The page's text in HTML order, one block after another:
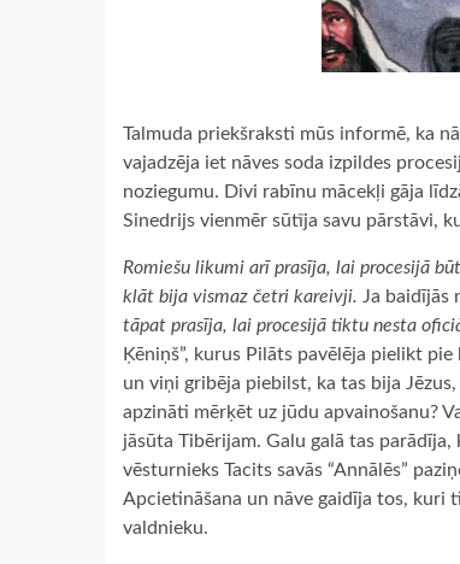
Talmuda priekšraksti mūs informē, ka
vajadzēja iet nāves soda izpildes
noziegumu. Divi rabīnu mācekļi gāja
Sinedrijs vienmēr sūtīja savu pārstāvi,
Romiešu likumi arī prasīja, lai procesijā
klāt bija vismaz četri kareivji. Ja baidījās
tāpat prasīja, lai procesijā tiktu nesta
Ķēniņš”, kurus Pilāts pavēlēja pielikt
un viņi gribēja piebilst, ka tas bija
apzināti mērķēt uz jūdu apvainošanu?
jāsūta Tibērijam. Galu galā tas
vēsturnieks Tacits savās “Annālēs”
Apcietināšana un nāve gaidīja tos, kuri
valdnieku.